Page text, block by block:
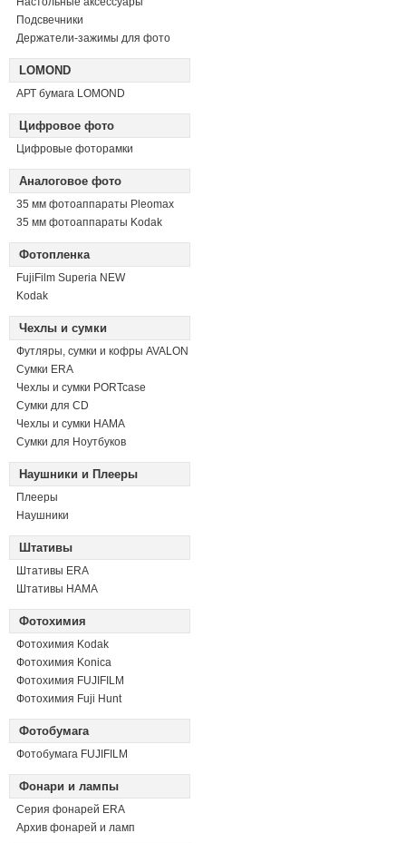
Подсвечники
Держатели-зажимы для фото
LOMOND
АРТ бумага LOMOND
Цифровое фото
Цифровые фоторамки
Аналоговое фото
35 мм фотоаппараты Pleomax
35 мм фотоаппараты Kodak
Фотопленка
FujiFilm Superia NEW
Kodak
Чехлы и сумки
Футляры, сумки и кофры AVALON
Сумки ERA
Чехлы и сумки PORTcase
Сумки для CD
Чехлы и сумки HAMA
Сумки для Ноутбуков
Наушники и Плееры
Плееры
Наушники
Штативы
Штативы ERA
Штативы HAMA
Фотохимия
Фотохимия Kodak
Фотохимия Konica
Фотохимия FUJIFILM
Фотохимия Fuji Hunt
Фотобумага
Фотобумага FUJIFILM
Фонари и лампы
Серия фонарей ERA
Архив фонарей и ламп